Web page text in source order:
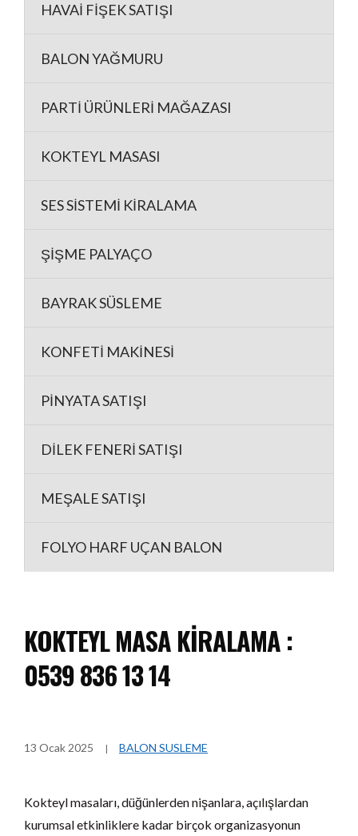
HAVAİ FİŞEK SATIŞI
BALON YAĞMURU
PARTİ ÜRÜNLERİ MAĞAZASI
KOKTEYL MASASI
SES SİSTEMİ KİRALAMA
ŞİŞME PALYAÇO
BAYRAK SÜSLEME
KONFETİ MAKİNESİ
PİNYATA SATIŞI
DİLEK FENERİ SATIŞI
MEŞALE SATIŞI
FOLYO HARF UÇAN BALON
KOKTEYL MASA KIRALAMA :
0539 836 13 14
13 Ocak 2025 BALON SUSLEME
Kokteyl masaları, düğünlerden nişanlara, açılışlardan
kurumsal etkinliklere kadar birçok organizasyonun